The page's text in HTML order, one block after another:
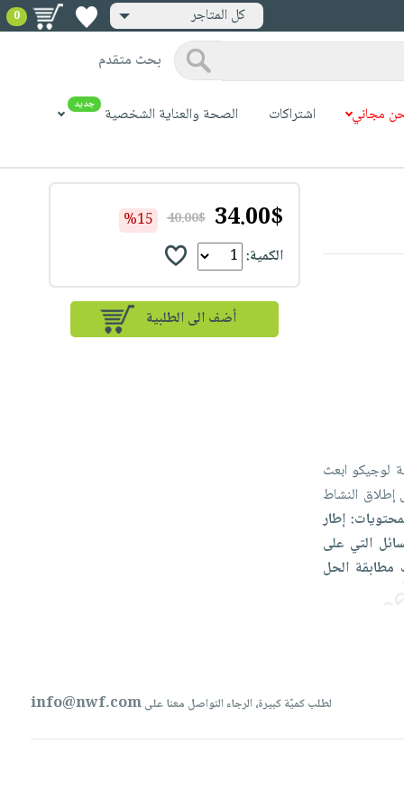
كل المتاجر 0
بحث متقدم
مجاني اشتراكات الصحة والعناية الشخصية جديد
لوجيكو ابعث
إطلاق النشاط
إطار
التي على
مطابقة الحل
34.00$
40.00$
%15
الكمية:
لطلب كميّة كبيرة، الرجاء التواصل معنا علىinfo@nwf.com